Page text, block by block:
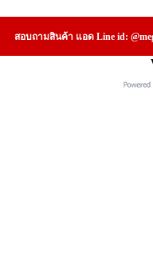
สอบถามสินค้า แอด Line id: